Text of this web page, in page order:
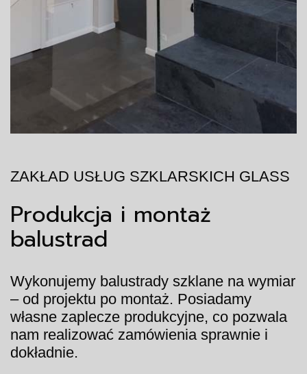
ZAKŁAD USŁUG SZKLARSKICH GLASS
Produkcja i montaż
balustrad
Wykonujemy balustrady szklane na wymiar
– od projektu po montaż. Posiadamy
własne zaplecze produkcyjne, co pozwala
nam realizować zamówienia sprawnie i
dokładnie.